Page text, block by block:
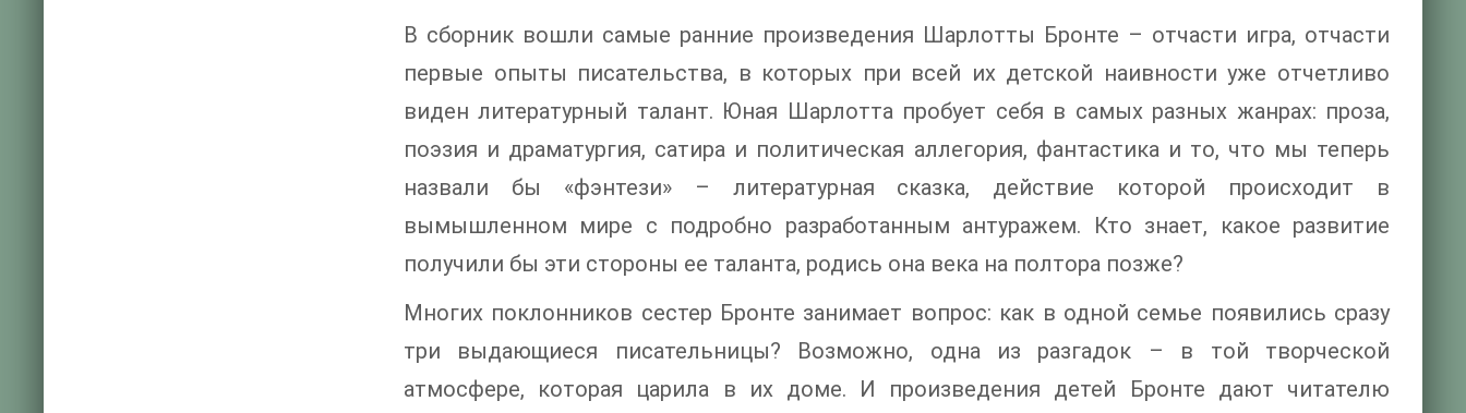
В сборник вошли самые ранние произведения Шарлотты Бронте – отчасти игра, отчасти
первые опыты писательства, в которых при всей их детской наивности уже отчетливо
виден литературный талант. Юная Шарлотта пробует себя в самых разных жанрах: проза,
поэзия и драматургия, сатира и политическая аллегория, фантастика и то, что мы теперь
назвали бы «фэнтези» – литературная сказка, действие которой происходит в
вымышленном мире с подробно разработанным антуражем. Кто знает, какое развитие
получили бы эти стороны ее таланта, родись она века на полтора позже?
Многих поклонников сестер Бронте занимает вопрос: как в одной семье появились сразу
три выдающиеся писательницы? Возможно, одна из разгадок – в той творческой
атмосфере, которая царила в их доме. И произведения детей Бронте дают читателю